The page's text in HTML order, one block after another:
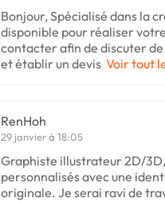
Bonjour, Spécialisé dans la
disponible pour réaliser
contacter afin de discuter
et établir un devis Voir tout
RenHoh
29 janvier à 18:05
Graphiste illustrateur 2D/
personnalisés avec une
originale. Je serai ravi de